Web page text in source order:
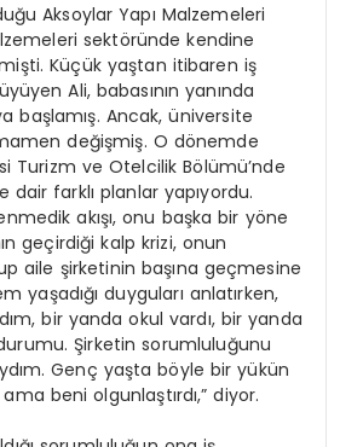
Aksoylar Yapı Malzemeleri
sektöründe kendine
Küçük yaştan itibaren iş
Ali, babasının yanında
başlamış. Ancak, üniversite
değişmiş. O dönemde
Turizm ve Otelcilik Bölümü’nde
dair farklı planlar yapıyordu.
akışı, onu başka bir yöne
geçirdiği kalp krizi, onun
aile şirketinin başına geçmesine
yaşadığı duyguları anlatırken,
bir yanda okul vardı, bir yanda
Şirketin sorumluluğunu
Genç yaşta böyle bir yükün
beni olgunlaştırdı,” diyor.